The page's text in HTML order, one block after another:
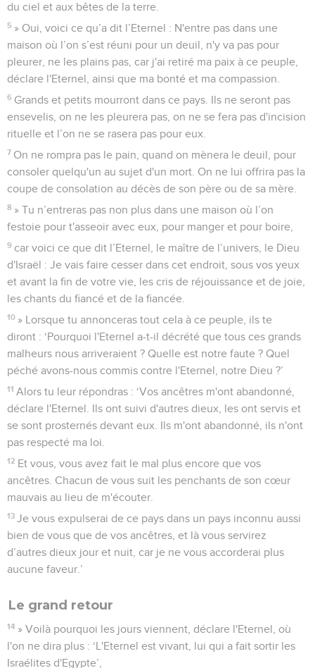
du ciel et aux bêtes de la terre.
5 » Oui, voici ce qu’a dit l’Eternel : N'entre pas dans une
maison où l’on s’est réuni pour un deuil, n'y va pas pour
pleurer, ne les plains pas, car j'ai retiré ma paix à ce peuple,
déclare l'Eternel, ainsi que ma bonté et ma compassion.
6 Grands et petits mourront dans ce pays. Ils ne seront pas
ensevelis, on ne les pleurera pas, on ne se fera pas d'incision
rituelle et l’on ne se rasera pas pour eux.
7 On ne rompra pas le pain, quand on mènera le deuil, pour
consoler quelqu'un au sujet d'un mort. On ne lui offrira pas la
coupe de consolation au décès de son père ou de sa mère.
8 » Tu n’entreras pas non plus dans une maison où l’on
festoie pour t'asseoir avec eux, pour manger et pour boire,
9 car voici ce que dit l’Eternel, le maître de l’univers, le Dieu
d'Israël : Je vais faire cesser dans cet endroit, sous vos yeux
et avant la fin de votre vie, les cris de réjouissance et de joie,
les chants du fiancé et de la fiancée.
10 » Lorsque tu annonceras tout cela à ce peuple, ils te
diront : ‘Pourquoi l'Eternel a-t-il décrété que tous ces grands
malheurs nous arriveraient ? Quelle est notre faute ? Quel
péché avons-nous commis contre l'Eternel, notre Dieu ?’
11 Alors tu leur répondras : ‘Vos ancêtres m'ont abandonné,
déclare l'Eternel. Ils ont suivi d'autres dieux, les ont servis et
se sont prosternés devant eux. Ils m'ont abandonné, ils n'ont
pas respecté ma loi.
12 Et vous, vous avez fait le mal plus encore que vos
ancêtres. Chacun de vous suit les penchants de son cœur
mauvais au lieu de m'écouter.
13 Je vous expulserai de ce pays dans un pays inconnu aussi
bien de vous que de vos ancêtres, et là vous servirez
d’autres dieux jour et nuit, car je ne vous accorderai plus
aucune faveur.’
Le grand retour
14 » Voilà pourquoi les jours viennent, déclare l'Eternel, où
l'on ne dira plus : ‘L'Eternel est vivant, lui qui a fait sortir les
Israélites d'Egypte’,